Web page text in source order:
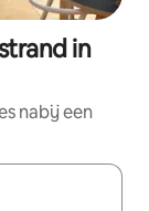
in
nabij een
je een keuze